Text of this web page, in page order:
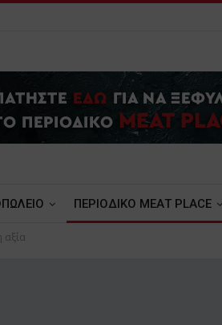
ΠΕΡΙΟΔΙΚΟ ΜΕΑΤ PLACE
αξία